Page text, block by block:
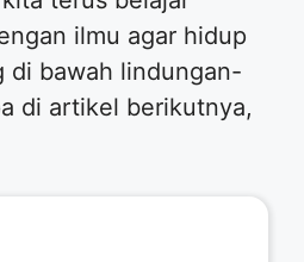
ilmu agar hidup
di bawah lindungan-
di artikel berikutnya,